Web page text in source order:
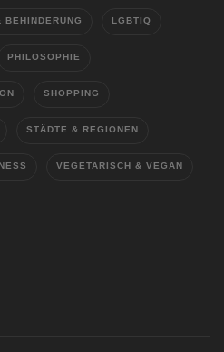
BEHINDERUNG LGBTIQ
PHILOSOPHIE
SHOPPING
STÄDTE & REGIONEN
VEGETARISCH & VEGAN